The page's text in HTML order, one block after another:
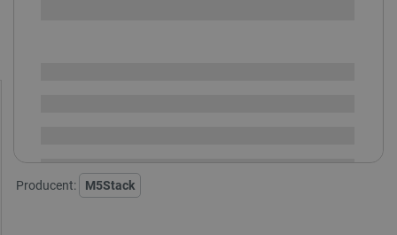
Producent: M5Stack